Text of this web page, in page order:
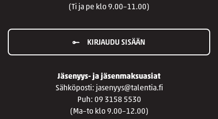
(Ti ja pe klo 9.00–11.00)
KIRJAUDU SISÄÄN
Jäsenyys- ja jäsenmaksuasiat
Sähköposti: jasenyys@talentia.fi
Puh: 09 3158 5530
(Ma–to klo 9.00–12.00)